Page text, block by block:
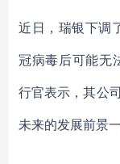
近日，瑞银下调
冠病毒后可能无
行官表示，其公
未来的发展前景